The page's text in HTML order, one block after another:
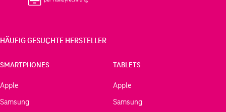
HÄUFIG GESUCHTE HERSTELLER
SMARTPHONES
Apple
Samsung
TABLETS
Apple
Samsung